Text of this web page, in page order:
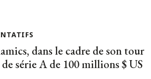
dans le cadre de son tour
série A de 100 millions $ US